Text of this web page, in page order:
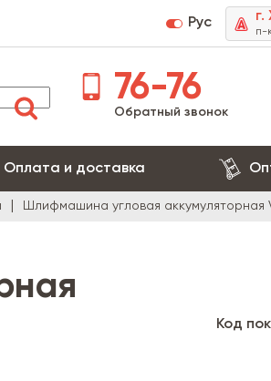
Рус г.
п-
76-76
Обратный звонок
Оплата и доставка
Шлифмашина угловая аккумуляторная
Код